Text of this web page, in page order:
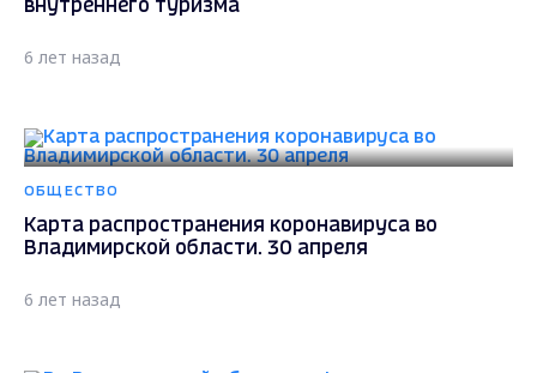
внутреннего туризма
6 лет назад
ОБЩЕСТВО
Карта распространения коронавируса во
Владимирской области. 30 апреля
6 лет назад